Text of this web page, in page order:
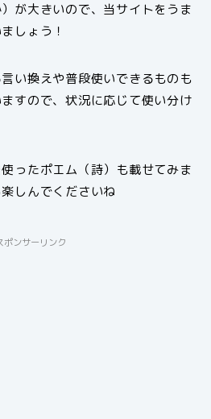
が大きいので、当サイトをうま
しょう！
い換えや普段使いできるものも
すので、状況に応じて使い分け
ったポエム（詩）も載せてみま
しんでくださいね
ポンサーリンク